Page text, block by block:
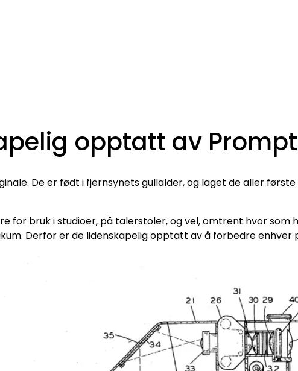
opptatt av
De er født i fjernsynets gullalder, og laget de aller
for bruk i studioer, på talerstoler, og vel, omtrent hvor
Derfor er de lidenskapelig opptatt av å forbedre enhver